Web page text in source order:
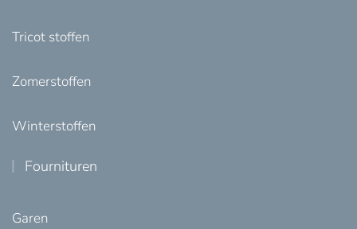
Tricot stoffen
Zomerstoffen
Winterstoffen
Fournituren
Garen